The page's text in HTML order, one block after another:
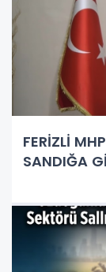
FERİZLİ
SANDIĞA